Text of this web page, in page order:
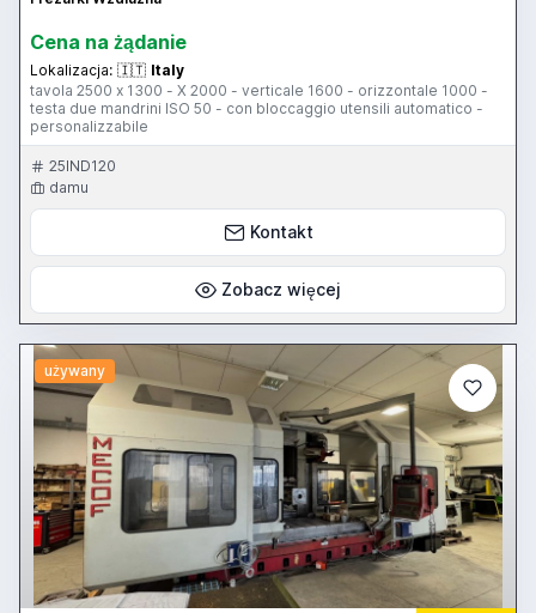
Cena na żądanie
Lokalizacja: 🇮🇹 Italy
tavola 2500 x 1300 - X 2000 - verticale 1600 - orizzontale 1000 -
testa due mandrini ISO 50 - con bloccaggio utensili automatico -
personalizzabile
25IND120
damu
Kontakt
Zobacz więcej
używany